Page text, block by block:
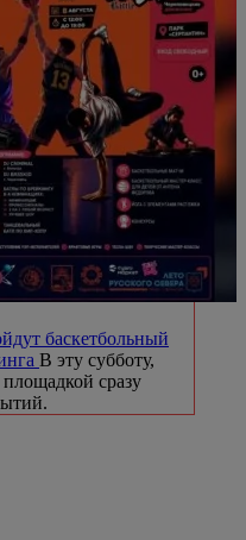
баскетбольный
В эту субботу,
сразу